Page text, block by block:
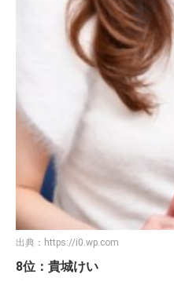
出典： https://i0.wp.com
8位：貴城けい